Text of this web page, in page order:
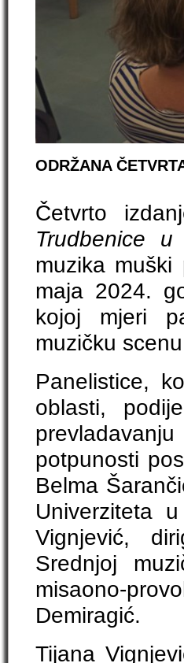
ODRŽANA
Četvrto
Trudbenice u
muzika muški
maja 2024.
kojoj mjeri
muzičku
Panelistice,
oblasti,
potpunosti
Belma
Univerziteta
Vignjević,
Srednjoj
misaono-
Demiragić.
Tijana